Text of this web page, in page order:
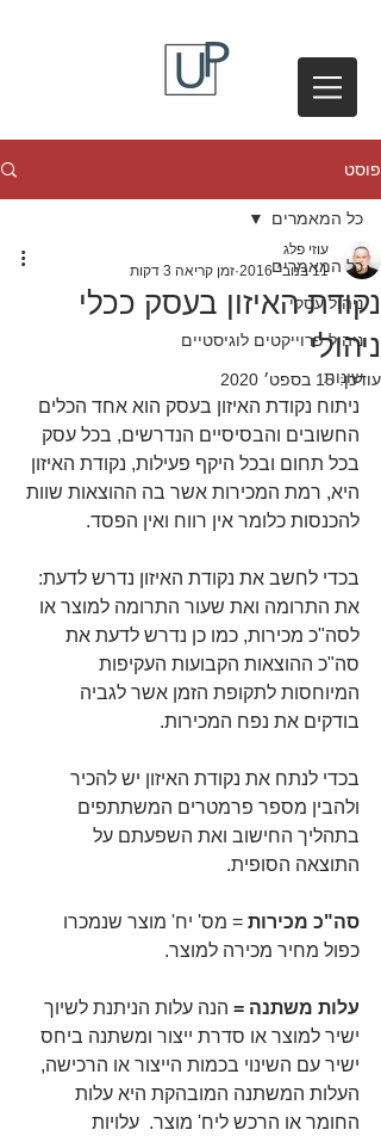
פוסט
כל המאמרים
ניהול עסקי
ניהול פרוייקטים לוגיסטיים
שונות
כל המאמרים
נקודת האיזון בעסק ככלי
ניהולי
עוזי פלג
11 בנוב׳ 2016
זמן קריאה 3 דקות
עודכן:15 בספט׳ 2020
ניתוח נקודת האיזון בעסק הוא אחד הכלים
החשובים והבסיסיים הנדרשים, בכל עסק
בכל תחום ובכל היקף פעילות, נקודת האיזון
היא, רמת המכירות אשר בה ההוצאות שוות
להכנסות כלומר אין רווח ואין הפסד.
בכדי לחשב את נקודת האיזון נדרש לדעת:
את התרומה ואת שעור התרומה למוצר או
לסה"כ מכירות, כמו כן נדרש לדעת את
סה"כ ההוצאות הקבועות העקיפות
המיוחסות לתקופת הזמן אשר לגביה
בודקים את נפח המכירות.
בכדי לנתח את נקודת האיזון יש להכיר
ולהבין מספר פרמטרים המשתתפים
בתהליך החישוב ואת השפעתם על
התוצאה הסופית.
סה"כ מכירות = מס' יח' מוצר שנמכרו
כפול מחיר מכירה למוצר.
עלות משתנה = הנה עלות הניתנת לשיוך
ישיר למוצר או סדרת ייצור ומשתנה ביחס
ישיר עם השינוי בכמות הייצור או הרכישה,
העלות המשתנה המובהקת היא עלות
החומר או הרכש ליח' מוצר.  עלויות